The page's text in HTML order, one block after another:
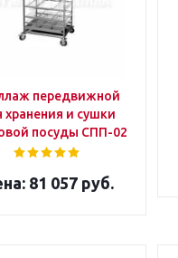
передвижной
хранения и сушки
посуды СПП-02
81 057 руб.